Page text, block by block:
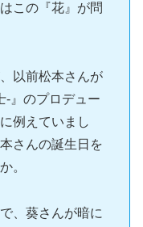
この『花』が問
以前松本さんが
-』のプロデュー
例えていまし
さんの誕生日を
。
、葵さんが暗に